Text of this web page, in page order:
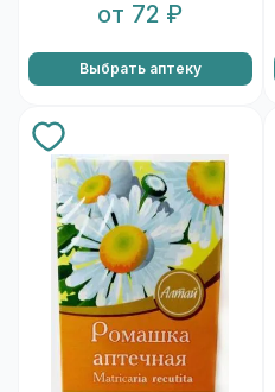
от 72 ₽
Выбрать аптеку